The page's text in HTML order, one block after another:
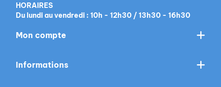
HORAIRES
Du lundi au vendredi : 10h - 12h30 / 13h30 - 16h30
Mon compte
Informations